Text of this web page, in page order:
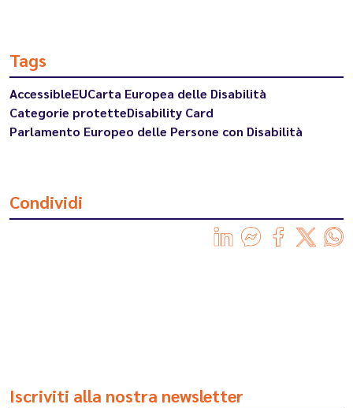
Tags
AccessibleEUCarta Europea delle Disabilità
Categorie protetteDisability Card
Parlamento Europeo delle Persone con Disabilità
Condividi
Iscriviti alla nostra newsletter